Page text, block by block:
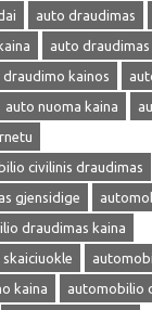
auto draudimas
auto
draudimo kainos
auto nuoma kaina
civilinis draudimas
gjensidige
draudimas kaina
kaina
automobilio